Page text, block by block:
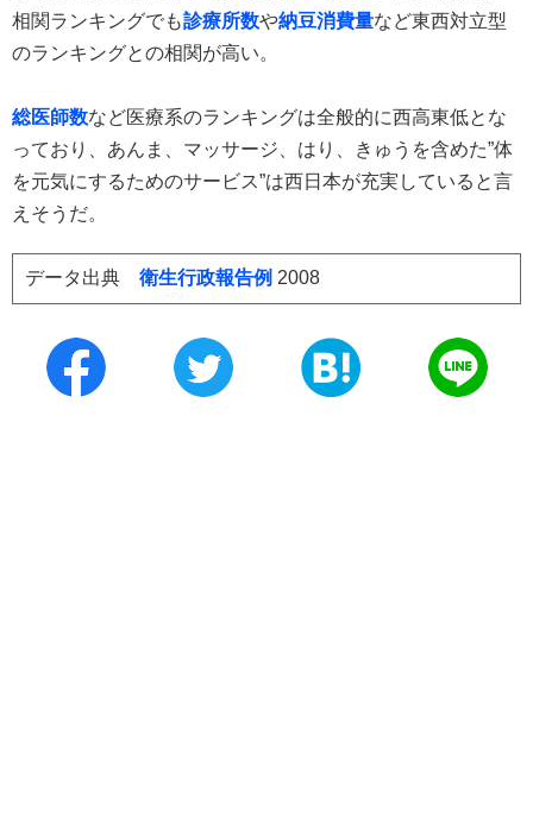
相関ランキングでも診療所数や納豆消費量など東西対立型
のランキングとの相関が高い。
総医師数など医療系のランキングは全般的に西高東低とな
っており、あんま、マッサージ、はり、きゅうを含めた”体
を元気にするためのサービス”は西日本が充実していると言
えそうだ。
データ出典 衛生行政報告例 2008